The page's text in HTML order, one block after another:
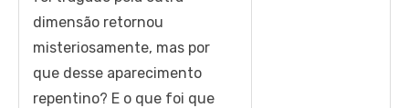
dimensão retornou
misteriosamente, mas por
que desse aparecimento
repentino? E o que foi que